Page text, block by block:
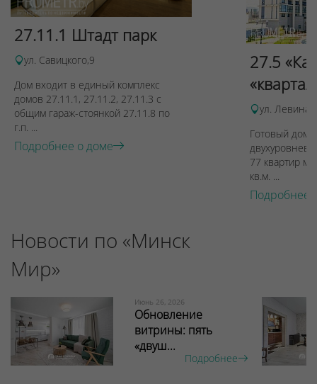
27.11.1 Штадт парк
ул. Савицкого,9
Дом входит в единый комплекс
домов 27.11.1, 27.11.2, 27.11.3 с
общим гараж-стоянкой 27.11.8 по
г.п. ...
Подробнее о доме
27.5
ул. Левина,
Готовый дом
77 квартир
кв.м. ...
Подробнее
Новости по «Минск
Мир»
Июнь 26, 2026
Обновление
витрины: пять
«двуш...
Подробнее